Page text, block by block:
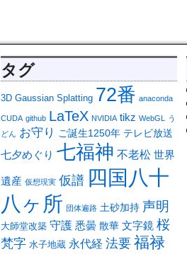
タグ
3D Gaussian Splatting 72番 anaconda
CUDA github LaTeX NVIDIA tikz WebGL
う
どん お守り ご誕生1250年 テレビ放送
七夕めぐり 七福神 不老松 世界
遺産 仮想現実 仮譜 四国八十
八ヶ所 団体遍路 土砂加持 声明
大師堂改築 守護 悉曇 散華 文字鏡 桜
梵字 水子地蔵 永代経 法要 福禄